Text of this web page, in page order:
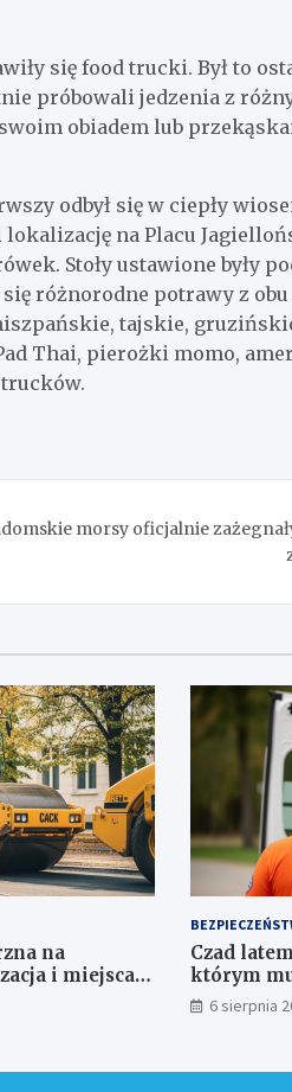
się food trucki. Był to
próbowali jedzenia z
obiadem lub
odbył się w ciepły
na Placu
Stoły ustawione były
się różnorodne potrawy z
tajskie,
Thai, pierożki momo,
morsy oficjalnie
na
i miejsca
Czad
którym
6 sierpnia